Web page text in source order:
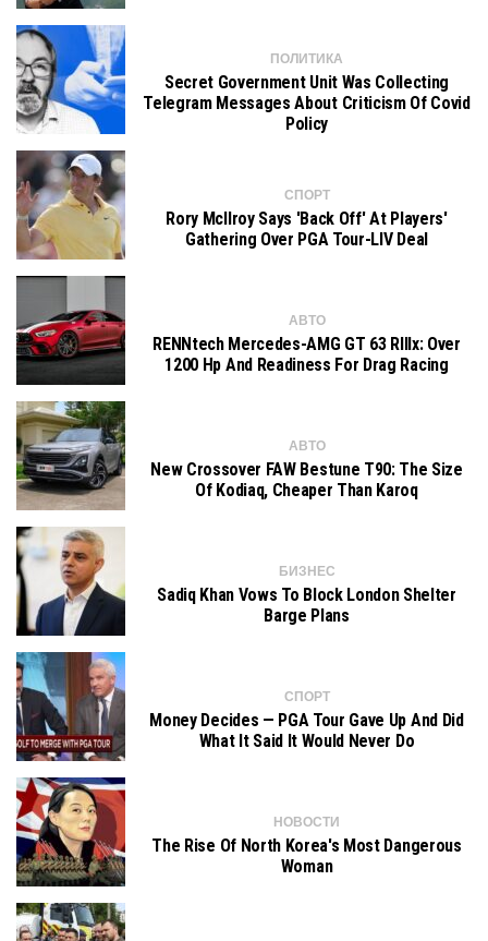
ПОЛИТИКА
Secret Government Unit Was Collecting
Telegram Messages About Criticism Of Covid
Policy
СПОРТ
Rory McIlroy Says 'Back Off' At Players'
Gathering Over PGA Tour-LIV Deal
АВТО
RENNtech Mercedes-AMG GT 63 RIIIx: Over
1200 Hp And Readiness For Drag Racing
АВТО
New Crossover FAW Bestune T90: The Size
Of Kodiaq, Cheaper Than Karoq
БИЗНЕС
Sadiq Khan Vows To Block London Shelter
Barge Plans
СПОРТ
Money Decides — PGA Tour Gave Up And Did
What It Said It Would Never Do
НОВОСТИ
The Rise Of North Korea's Most Dangerous
Woman